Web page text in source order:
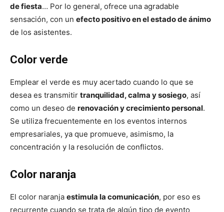
de fiesta… Por lo general, ofrece una agradable
sensación, con un efecto positivo en el estado de ánimo
de los asistentes.
Color verde
Emplear el verde es muy acertado cuando lo que se
desea es transmitir tranquilidad, calma y sosiego, así
como un deseo de renovación y crecimiento personal.
Se utiliza frecuentemente en los eventos internos
empresariales, ya que promueve, asimismo, la
concentración y la resolución de conflictos.
Color naranja
El color naranja estimula la comunicación, por eso es
recurrente cuando se trata de algún tipo de evento